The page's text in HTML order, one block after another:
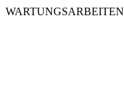
WARTUNGSARBEITEN